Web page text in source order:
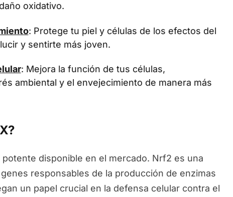
oxidativo.
: Protege tu piel y células de los efectos del
y sentirte más joven.
: Mejora la función de tus células,
ambiental y el envejecimiento de manera más
disponible en el mercado. Nrf2 es una
responsables de la producción de enzimas
un papel crucial en la defensa celular contra el